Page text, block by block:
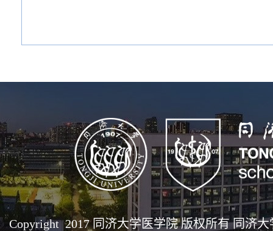
Copyright 2017 同济大学医学院 版权所有 同济